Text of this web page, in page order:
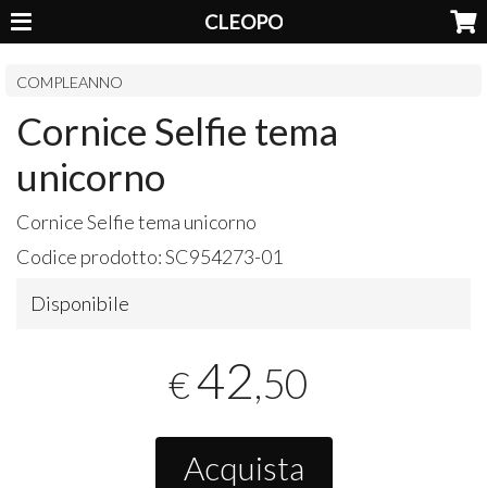
CLEOPO
COMPLEANNO
Cornice Selfie tema
unicorno
Cornice Selfie tema unicorno
Codice prodotto:SC954273-01
Disponibile
€42,50
Acquista